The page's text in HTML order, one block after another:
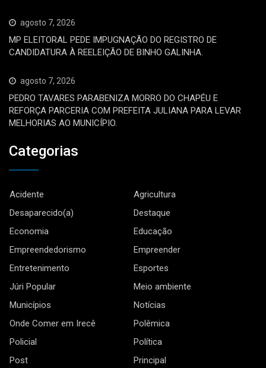
agosto 7, 2026
MP ELEITORAL PEDE IMPUGNAÇÃO DO REGISTRO DE
CANDIDATURA À REELEIÇÃO DE BINHO GALINHA.
agosto 7, 2026
PEDRO TAVARES PARABENIZA MORRO DO CHAPÉU E
REFORÇA PARCERIA COM PREFEITA JULIANA PARA LEVAR
MELHORIAS AO MUNICÍPIO.
Categorias
Acidente
Agricultura
Desaparecido(a)
Destaque
Economia
Educação
Empreendedorismo
Empreender
Entretenimento
Esportes
Júri Popular
Meio ambiente
Municípios
Notícias
Onde Comer em Irecê
Polêmica
Policial
Política
Post
Principal